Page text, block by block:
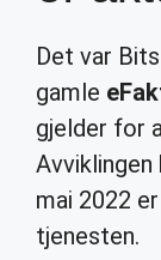
Det var
gamle
gjelder for
Avviklingen
mai 2022
tjenesten.